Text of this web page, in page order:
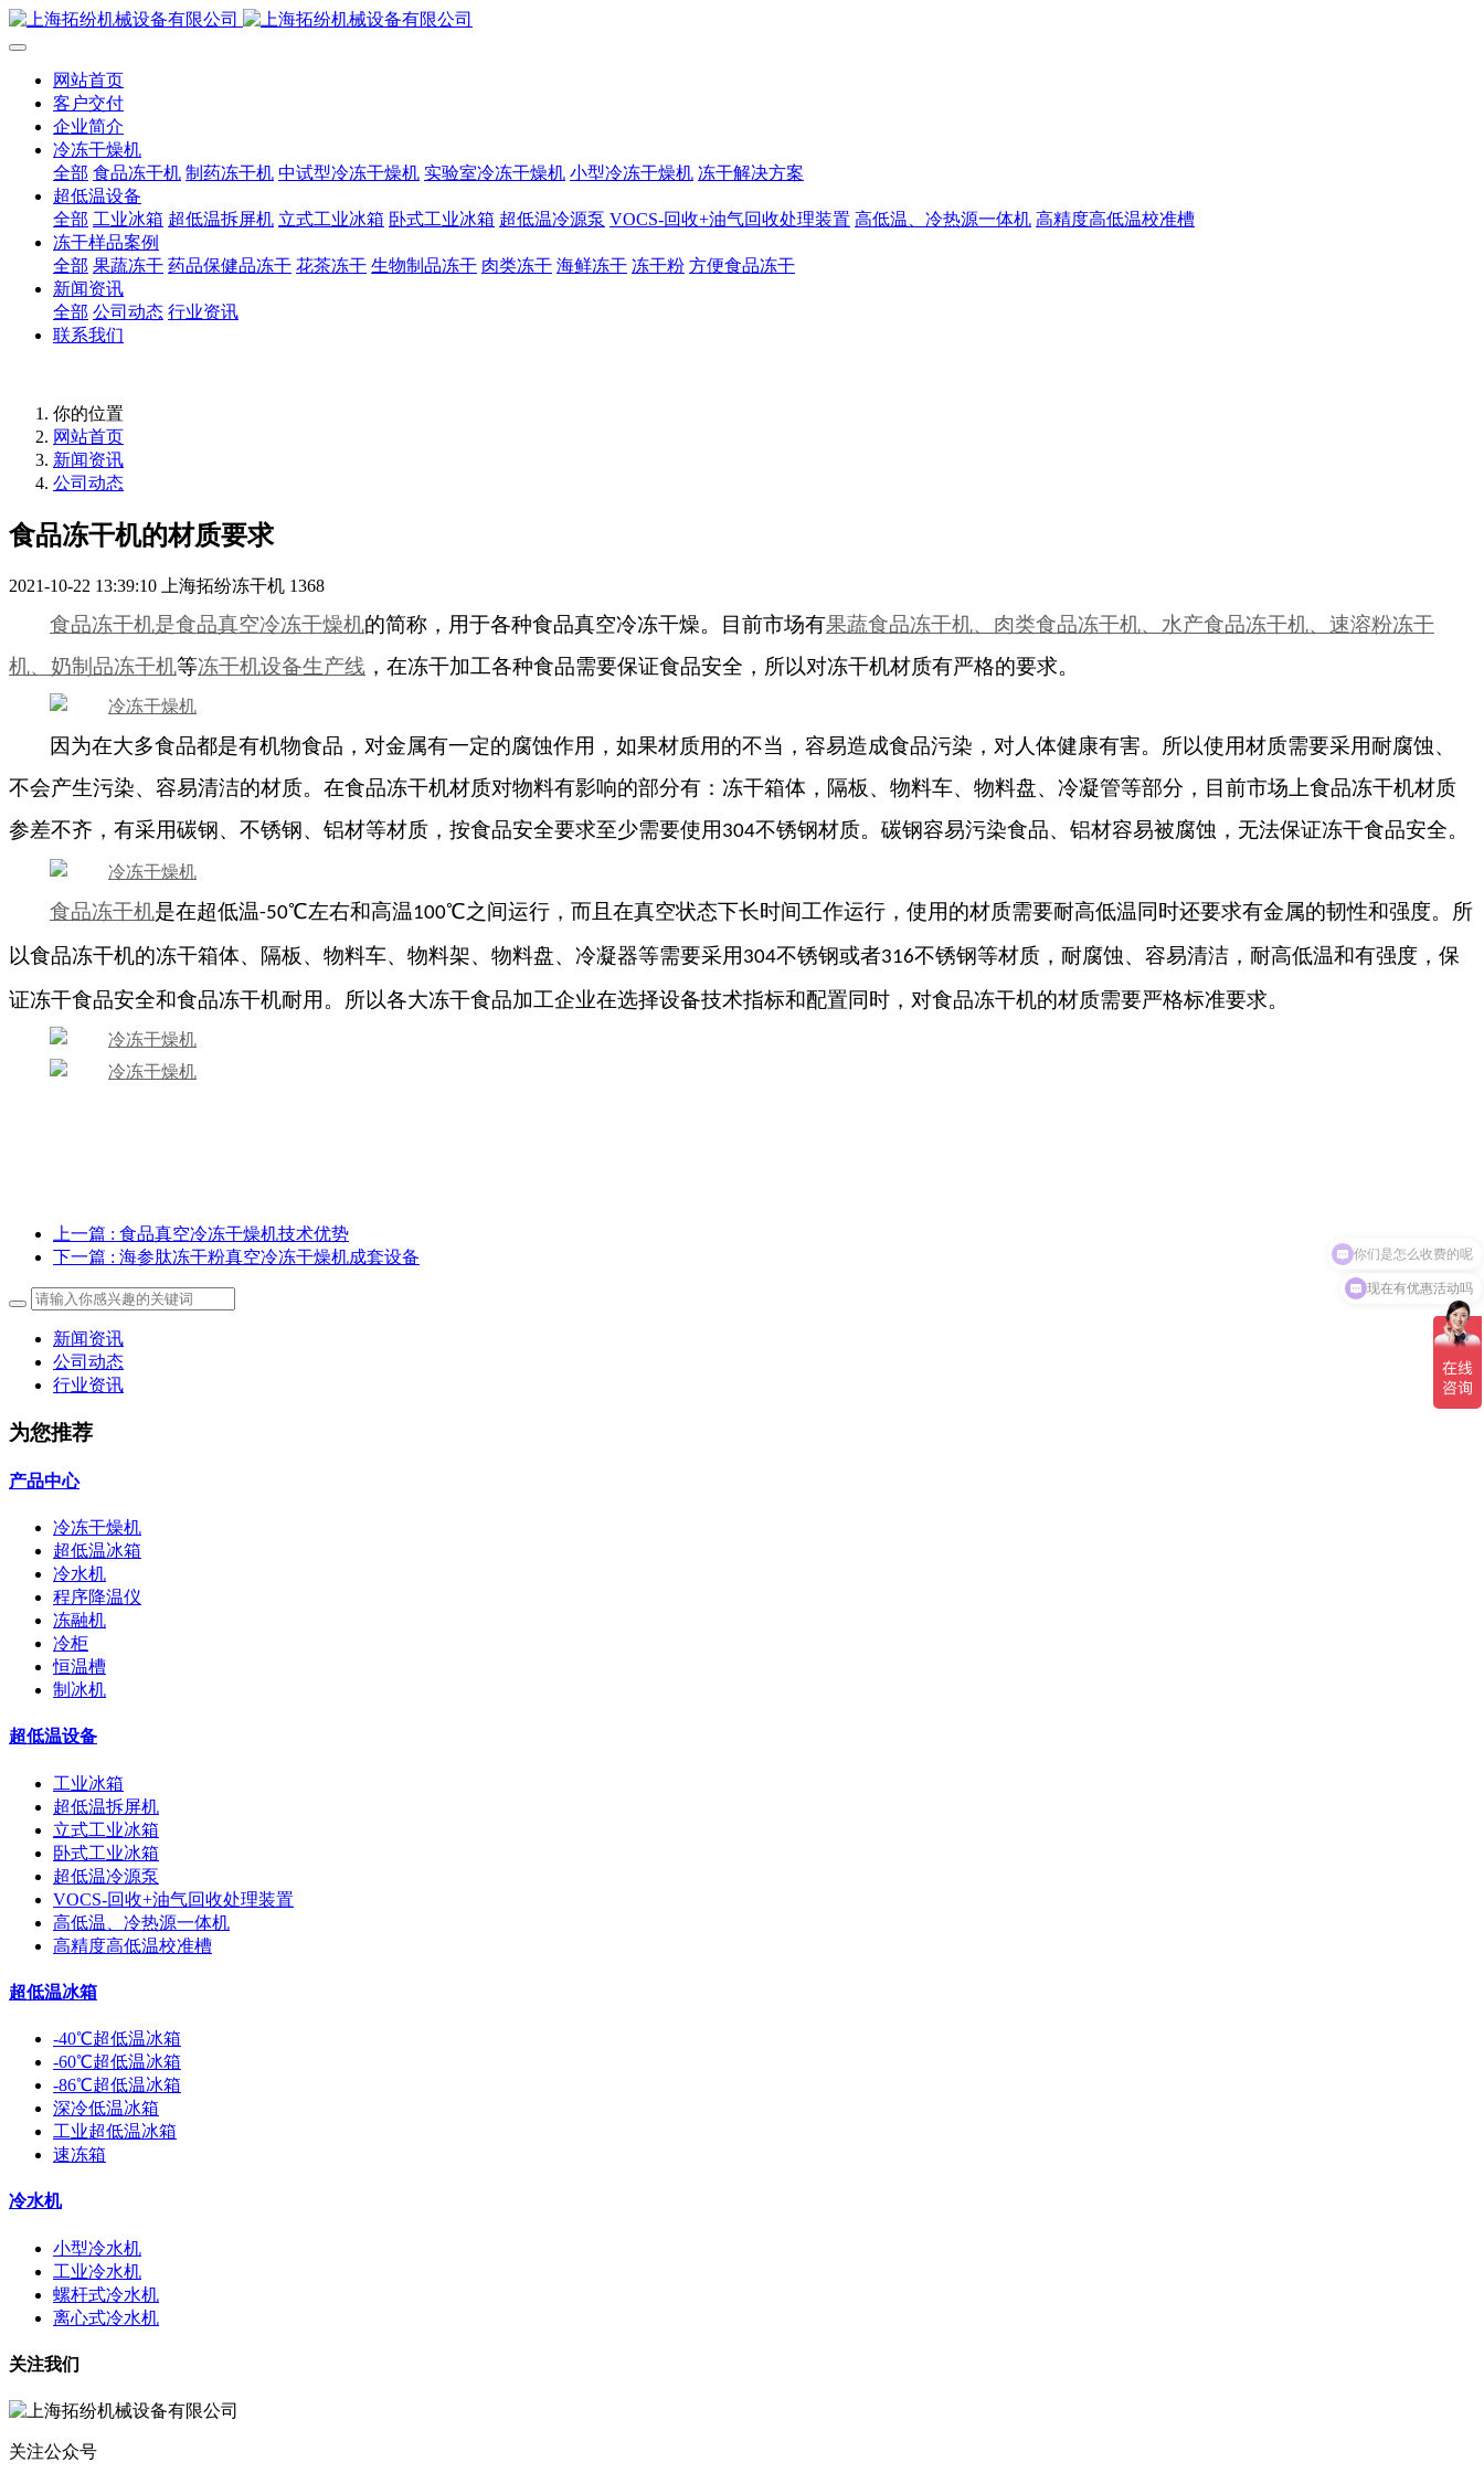
网站首页
客户交付
企业简介
冷冻干燥机
全部 食品冻干机 制药冻干机 中试型冷冻干燥机 实验室冷冻干燥机 小型冷冻干燥机 冻干解决方案
超低温设备
全部 工业冰箱 超低温拆屏机 立式工业冰箱 卧式工业冰箱 超低温冷源泵 VOCS-回收+油气回收处理装置 高低温、冷热源一体机 高精度高低温校准槽
冻干样品案例
全部 果蔬冻干 药品保健品冻干 花茶冻干 生物制品冻干 肉类冻干 海鲜冻干 冻干粉 方便食品冻干
新闻资讯
全部 公司动态 行业资讯
联系我们
你的位置
网站首页
新闻资讯
公司动态
食品冻干机的材质要求
2021-10-22 13:39:10 上海拓纷冻干机 1368
食品冻干机是食品真空冷冻干燥机的简称，用于各种食品真空冷冻干燥。目前市场有果蔬食品冻干机、肉类食品冻干机、水产食品冻干机、速溶粉冻干
机、奶制品冻干机等冻干机设备生产线 ，在冻干加工各种食品需要保证食品安全，所以对冻干机材质有严格的要求。
因为在大多食品都是有机物食品，对金属有一定的腐蚀作用，如果材质用的不当，容易造成食品污染，对人体健康有害。所以使用材质需要采用耐腐蚀、
不会产生污染、容易清洁的材质。在食品冻干机材质对物料有影响的部分有：冻干箱体，隔板、物料车、物料盘、冷凝管等部分，目前市场上食品冻干机材质
参差不齐，有采用碳钢、不锈钢、铝材等材质，按食品安全要求至少需要使用304不锈钢材质。碳钢容易污染食品、铝材容易被腐蚀，无法保证冻干食品安全。
食品冻干机是在超低温-50℃左右和高温100℃之间运行，而且在真空状态下长时间工作运行，使用的材质需要耐高低温同时还要求有金属的韧性和强度。所
以食品冻干机的冻干箱体、隔板、物料车、物料架、物料盘、冷凝器等需要采用304不锈钢或者316不锈钢等材质，耐腐蚀、容易清洁，耐高低温和有强度，保
证冻干食品安全和食品冻干机耐用。所以各大冻干食品加工企业在选择设备技术指标和配置同时，对食品冻干机的材质需要严格标准要求。
上一篇 : 食品真空冷冻干燥机技术优势
下一篇 : 海参肽冻干粉真空冷冻干燥机成套设备
新闻资讯
公司动态
行业资讯
为您推荐
产品中心
冷冻干燥机
超低温冰箱
冷水机
程序降温仪
冻融机
冷柜
恒温槽
制冰机
超低温设备
工业冰箱
超低温拆屏机
立式工业冰箱
卧式工业冰箱
超低温冷源泵
VOCS-回收+油气回收处理装置
高低温、冷热源一体机
高精度高低温校准槽
超低温冰箱
-40℃超低温冰箱
-60℃超低温冰箱
-86℃超低温冰箱
深冷低温冰箱
工业超低温冰箱
速冻箱
冷水机
小型冷水机
工业冷水机
螺杆式冷水机
离心式冷水机
关注我们
关注公众号
现在有优惠活动吗